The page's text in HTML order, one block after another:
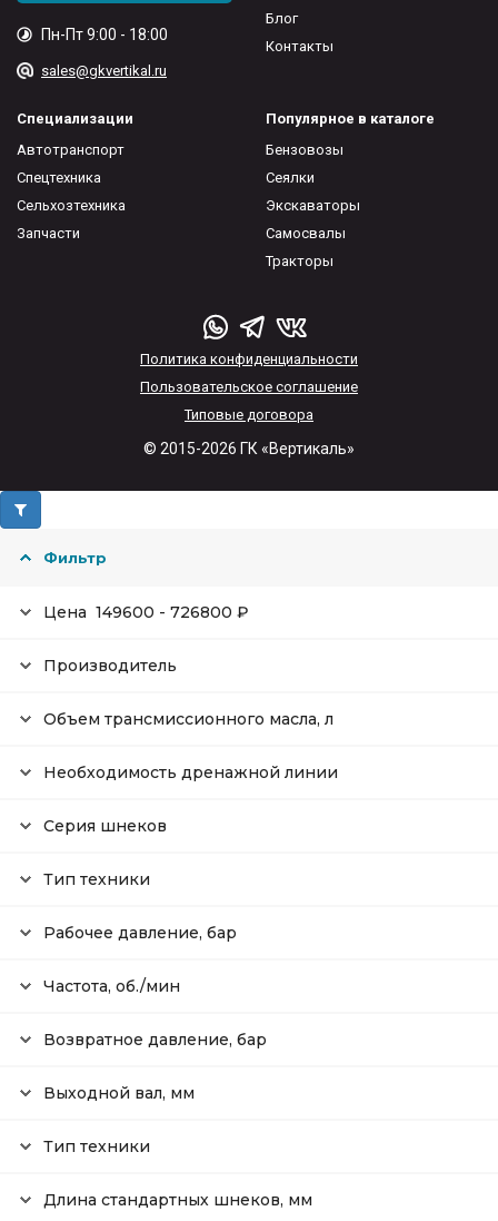
Пн-Пт 9:00 - 18:00
sales@gkvertikal.ru
Блог
Контакты
Специализации
Автотранспорт
Спецтехника
Сельхозтехника
Запчасти
Популярное в каталоге
Бензовозы
Сеялки
Экскаваторы
Самосвалы
Тракторы
Политика конфиденциальности
Пользовательское соглашение
Типовые договора
© 2015-2026 ГК «Вертикаль»
Фильтр
Цена 149600 - 726800 ₽
Производитель
Объем трансмиссионного масла, л
Необходимость дренажной линии
Серия шнеков
Тип техники
Рабочее давление, бар
Частота, об./мин
Возвратное давление, бар
Выходной вал, мм
Тип техники
Длина стандартных шнеков, мм